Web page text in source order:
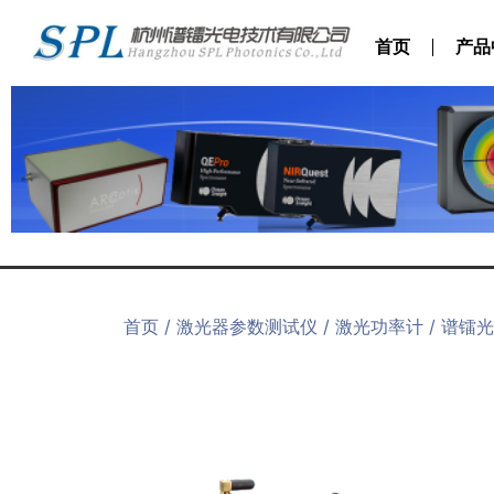
首页 产
首页 / 激光器参数测试仪 / 激光功率计 / 谱镭